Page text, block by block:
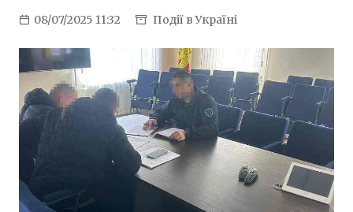
08/07/2025 11:32 Події в Україні